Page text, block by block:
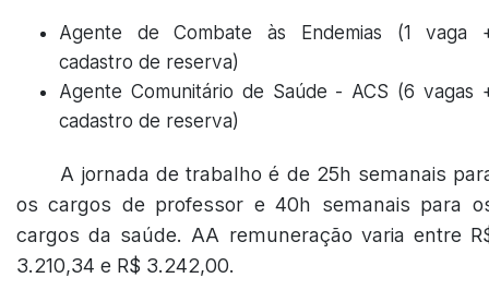
Agente de Combate às Endemias (1 vaga
cadastro de reserva)
Agente Comunitário de Saúde - ACS (6 vagas
cadastro de reserva)
A jornada de trabalho é de 25h semanais
os cargos de professor e 40h semanais para
cargos da saúde. AA remuneração varia entre
3.210,34 e R$ 3.242,00.